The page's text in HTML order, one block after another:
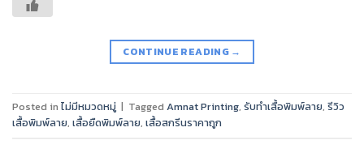
CONTINUE READING →
Posted in ไม่มีหมวดหมู่ | Tagged Amnat Printing, รับทำเสื้อพิมพ์ลาย, รีวิว
เสื้อพิมพ์ลาย, เสื้อยืดพิมพ์ลาย, เสื้อสกรีนราคาถูก